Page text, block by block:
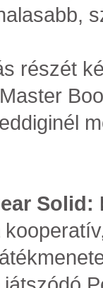
részét
Solid: